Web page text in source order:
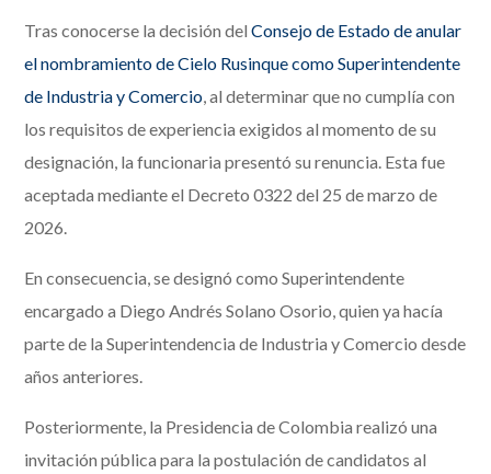
Tras conocerse la decisión delConsejo de Estado de anular
el nombramiento de Cielo Rusinque como Superintendente
de Industria y Comercio , al determinar que no cumplía con
los requisitos de experiencia exigidos al momento de su
designación, la funcionaria presentó su renuncia. Esta fue
aceptada mediante el Decreto 0322 del 25 de marzo de
2026.
En consecuencia, se designó como Superintendente
encargado a Diego Andrés Solano Osorio, quien ya hacía
parte de la Superintendencia de Industria y Comercio desde
años anteriores.
Posteriormente, la Presidencia de Colombia realizó una
invitación pública para la postulación de candidatos al